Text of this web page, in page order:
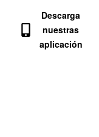
Descarga
nuestras
aplicación